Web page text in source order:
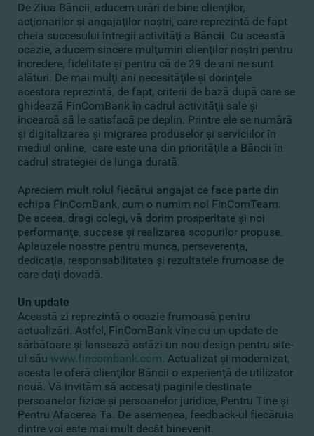
De Ziua Băncii, aducem urări de bine clienţilor,
acţionarilor şi angajaţilor noştri, care reprezintă de fapt
cheia succesului întregii activităţi a Băncii. Cu această
ocazie, aducem sincere mulţumiri clienţilor noştri pentru
încredere, fidelitate şi pentru că de 29 de ani ne sunt
alături. De mai mulţi ani necesităţile şi dorinţele
acestora reprezintă, de fapt, criterii de bază după care se
ghidează FinComBank în cadrul activităţii sale şi
încearcă să le satisfacă pe deplin. Printre ele se numără
şi digitalizarea şi migrarea produselor şi serviciilor în
mediul online, care este una din priorităţile a Băncii în
cadrul strategiei de lunga durată.
Apreciem mult rolul fiecărui angajat ce face parte din
echipa FinComBank, cum o numim noi FinComTeam.
De aceea, dragi colegi, vă dorim prosperitate şi noi
performanţe, succese şi realizarea scopurilor propuse.
Aplauzele noastre pentru munca, perseverenţa,
dedicaţia, responsabilitatea şi rezultatele frumoase de
care daţi dovadă.
Un update
Această zi reprezintă o ocazie frumoasă pentru
actualizări. Astfel, FinComBank vine cu un update de
sărbătoare şi lansează astăzi un nou design pentru site-
ul său www.fincombank.com. Actualizat şi modernizat,
acesta le oferă clienţilor Băncii o experienţă de utilizator
nouă. Vă invităm să accesaţi paginile destinate
persoanelor fizice şi persoanelor juridice, Pentru Tine şi
Pentru Afacerea Ta. De asemenea, feedback-ul fiecăruia
dintre voi este mai mult decât binevenit.